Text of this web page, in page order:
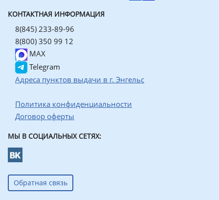
КОНТАКТНАЯ ИНФОРМАЦИЯ
8(845) 233-89-96
8(800) 350 99 12
MAX
Telegram
Адреса пунктов выдачи в г. Энгельс
Политика конфиденциальности
Договор оферты
МЫ В СОЦИАЛЬНЫХ СЕТЯХ:
Обратная связь